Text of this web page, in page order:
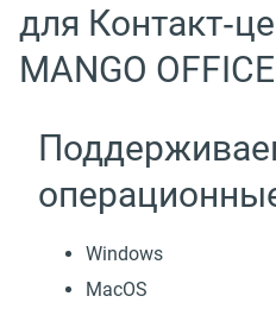
для
MANGO OFFICE
Windows
MacOS